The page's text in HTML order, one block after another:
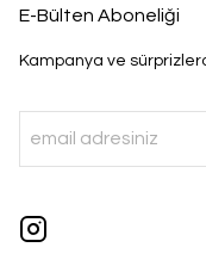
E-Bülten Aboneliği
Kampanya ve